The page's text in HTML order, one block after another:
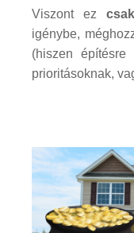
Viszont ez
igénybe,
(hiszen
prioritásoknak,